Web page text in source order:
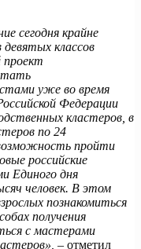
сегодня крайне
девятых классов
уже во время
Федерации
кластеров, в
по 24
пройти
российские
Единого дня
человек. В этом
познакомиться
получения
с мастерами
– отметил